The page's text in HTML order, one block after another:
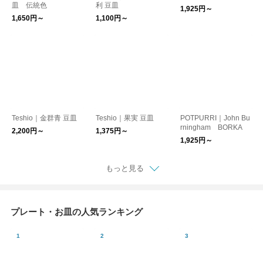
皿 伝統色
1,650円～
利 豆皿
1,100円～
1,925円～
Teshio｜金群青 豆皿
2,200円～
Teshio｜果実 豆皿
1,375円～
POTPURRI｜John Bu
rningham BORKA
1,925円～
もっと見る
プレート・お皿の人気ランキング